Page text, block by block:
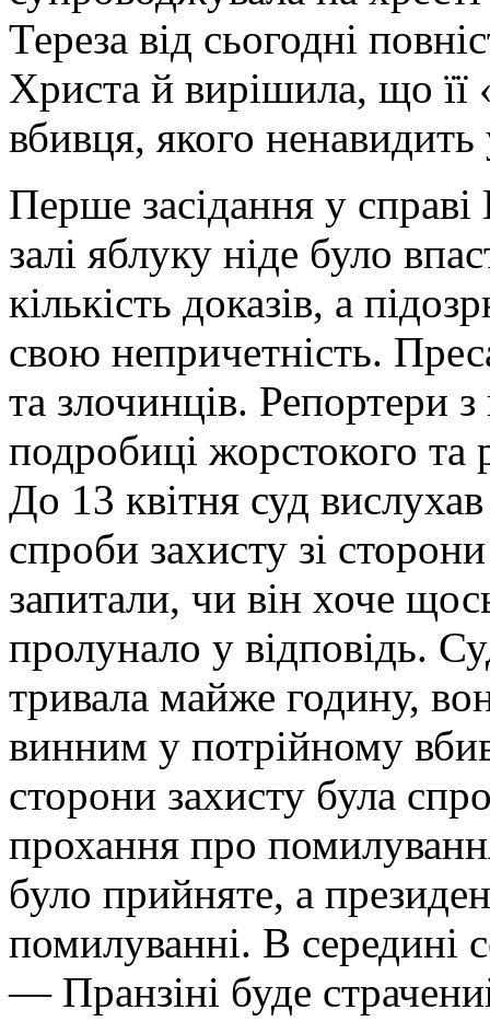
Тереза від сьогодні
Христа й вирішила, що
вбивця, якого
Перше засідання у
залі яблуку ніде було
кількість доказів, а
свою непричетність.
та злочинців. Репортери
подробиці жорстокого та
До 13 квітня суд вислухав
спроби захисту зі
запитали, чи він хоче
пролунало у відповідь.
тривала майже годину,
винним у потрійному
сторони захисту була
прохання про
було прийняте, а
помилуванні. В середині
— Пранзіні буде